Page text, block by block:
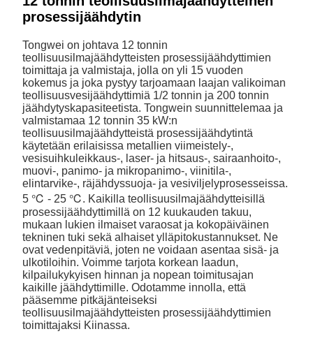
prosessijäähdytin
Tongwei on johtava 12 tonnin
teollisuusilmajäähdytteisten prosessijäähdyttimien
toimittaja ja valmistaja, jolla on yli 15 vuoden
kokemus ja joka pystyy tarjoamaan laajan valikoiman
teollisuusvesijäähdyttimiä 1/2 tonnin ja 200 tonnin
jäähdytyskapasiteetista. Tongwein suunnittelemaa ja
valmistamaa 12 tonnin 35 kW:n
teollisuusilmajäähdytteistä prosessijäähdytintä
käytetään erilaisissa metallien viimeistely-,
vesisuihkuleikkaus-, laser- ja hitsaus-, sairaanhoito-,
muovi-, panimo- ja mikropanimo-, viinitila-,
elintarvike-, räjähdyssuoja- ja vesiviljelyprosesseissa.
5 ℃ - 25 ℃. Kaikilla teollisuusilmajäähdytteisillä
prosessijäähdyttimillä on 12 kuukauden takuu,
mukaan lukien ilmaiset varaosat ja kokopäiväinen
tekninen tuki sekä alhaiset ylläpitokustannukset. Ne
ovat vedenpitäviä, joten ne voidaan asentaa sisä- ja
ulkotiloihin. Voimme tarjota korkean laadun,
kilpailukykyisen hinnan ja nopean toimitusajan
kaikille jäähdyttimille. Odotamme innolla, että
pääsemme pitkäjänteiseksi
teollisuusilmajäähdytteisten prosessijäähdyttimien
toimittajaksi Kiinassa.